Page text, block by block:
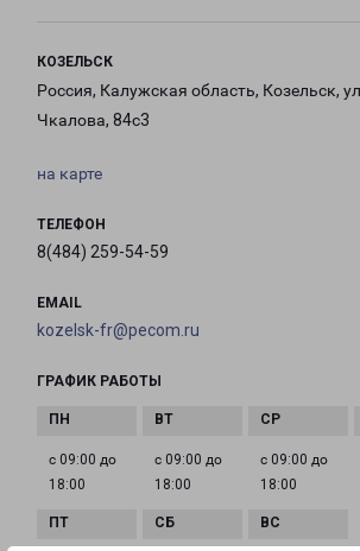
КОЗЕЛЬСК
Россия, Калужская область, Козельск,
Чкалова, 84с3
на карте
ТЕЛЕФОН
8(484) 259-54-59
EMAIL
kozelsk-fr@pecom.ru
ГРАФИК РАБОТЫ
с 09:00 до
18:00
с 09:00 до
18:00
с 09:00 до
18:00